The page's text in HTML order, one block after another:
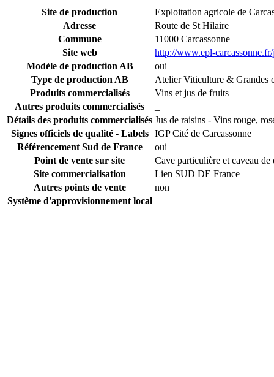
Site de production
Exploitation agricole de
Adresse
Route de St Hilaire
Commune
11000 Carcassonne
Site web
http://www.epl-
Modèle de production AB
oui
Type de production AB
Atelier Viticulture & Grandes
Produits commercialisés
Vins et jus de fruits
Autres produits commercialisés
Détails des produits commercialisés Jus de raisins - Vins rouge,
Signes officiels de qualité - Labels
IGP Cité de Carcassonne
Référencement Sud de France
oui
Point de vente sur site
Cave particulière et caveau de
Site commercialisation
Lien SUD DE France
Autres points de vente
non
Système d'approvisionnement local